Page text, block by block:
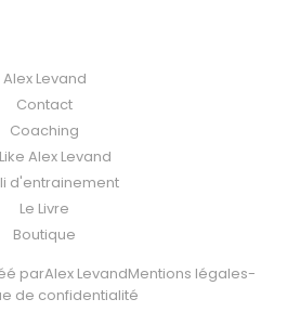
Alex Levand
Contact
Coaching
Alex Levand
d'entrainement
Le Livre
Boutique
parAlex LevandMentions légales-
de confidentialité